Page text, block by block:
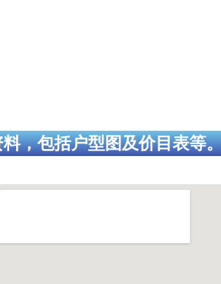
，包括户型图及价目表等